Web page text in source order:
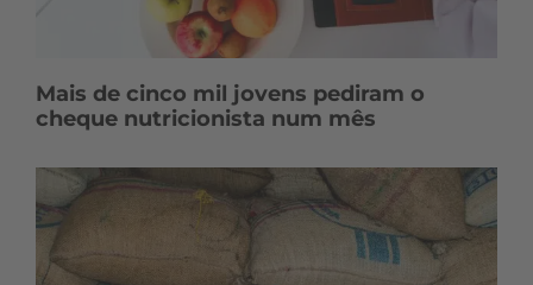
Mais de cinco mil jovens pediram o
cheque nutricionista num mês